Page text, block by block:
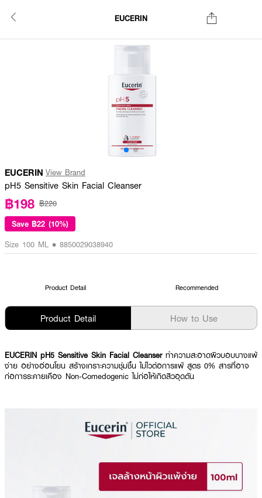
EUCERIN
EUCERIN View Brand
pH5 Sensitive Skin Facial Cleanser
฿198 ฿220
Save ฿22 (10%)
Size 100 ML • 8850029038940
Product Detail Recommended
Product Detail How to Use
EUCERIN pH5 Sensitive Skin Facial Cleanser ทำความสะอาดผิวบอบบางแพ้
ง่าย อย่างอ่อนโยน สร้างเกราะความชุ่มชื้น ไม่ไวต่อการแพ้ สูตร 0% สารที่อาจ
ก่อการระคายเคือง Non-Comedogenic ไม่ก่อให้เกิดสิวอุดตัน